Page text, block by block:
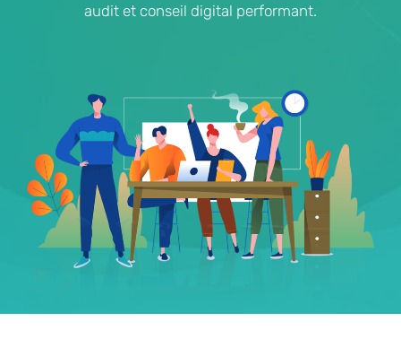
audit et conseil digital performant.